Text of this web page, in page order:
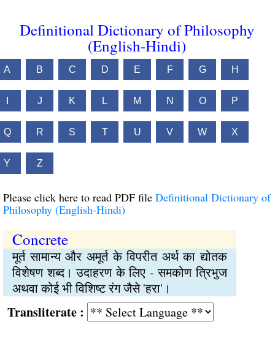
Definitional Dictionary of Philosophy
(English-Hindi)
A B C D E F G H
J K L M N O P
Q R S T U V W X
Y Z
Please click here to read PDF file Definitional Dictionary of
Philosophy (English-Hindi)
Concrete
मूर्त सामान्य और अमूर्त के विपरीत अर्थ का द्योतक
विशेषण शब्द। उदाहरण के लिए - समकोण त्रिभुज
अथवा कोई भी विशिष्ट रंग जैसे 'हरा'।
: